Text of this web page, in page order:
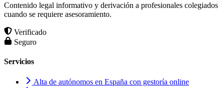
Contenido legal informativo y derivación a profesionales colegiados
cuando se requiere asesoramiento.
Verificado
Seguro
Servicios
Alta de autónomos en España con gestoría online